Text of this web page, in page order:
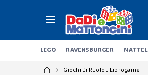
LEGO RAVENSBURGER MATTEL
Giochi Di Ruolo E Librogame